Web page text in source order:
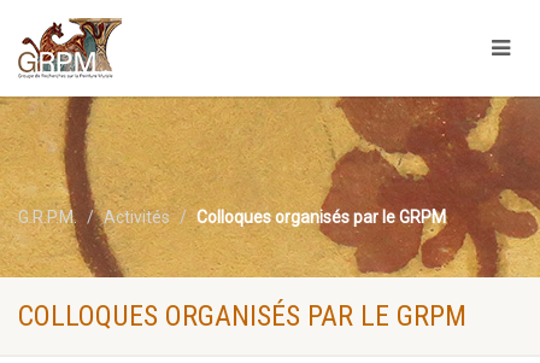
G.R.P.M. Activités Colloques organisés par le GRPM
COLLOQUES ORGANISÉS PAR LE GRPM